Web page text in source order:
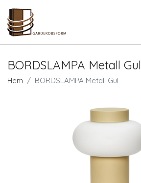
BORDSLAMPA Metall Gul
Hem BORDSLAMPA Metall Gul